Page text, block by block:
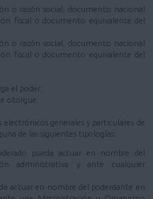
o razón social, documento nacional
fiscal o documento equivalente del
o razón social, documento nacional
fiscal o documento equivalente del
el poder.
otorgue.
electrónicos generales y particulares de
de las siguientes tipologías:
pueda actuar en nombre del
administrativa y ante cualquier
actuar en nombre del poderdante en